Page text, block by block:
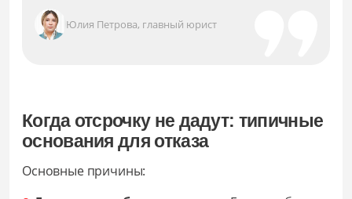
Юлия Петрова, главный юрист
Когда отсрочку не дадут: типичные
основания для отказа
Основные причины: